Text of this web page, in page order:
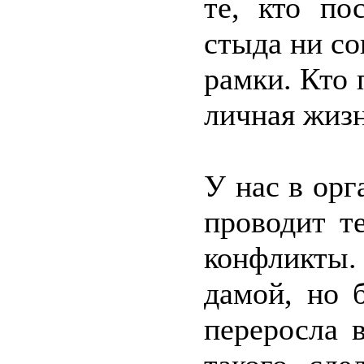
те, кто
стыда ни
рамки. Кто
личная
У нас в
проводит
дамой, но
переросла